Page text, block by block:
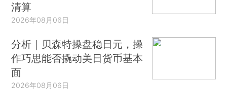
清算
2026年08月06日
分析｜贝森特操盘稳日元，操
作巧思能否撬动美日货币基本
面
2026年08月06日